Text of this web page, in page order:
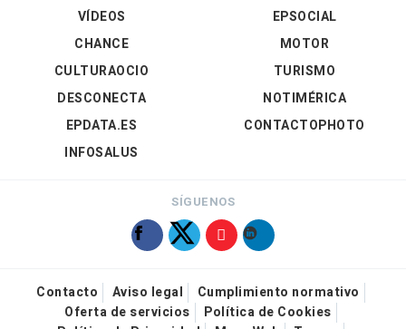
VÍDEOS
EPSOCIAL
CHANCE
CULTURAOCIO
DESCONECTA
EPDATA.ES
INFOSALUS
MOTOR
TURISMO
NOTIMÉRICA
CONTACTOPHOTO
SÍGUENOS
Contacto Aviso legal
Cumplimiento normativo
Oferta de servicios
Política de Cookies